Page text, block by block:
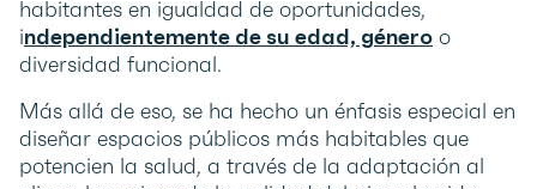
habitantes en igualdad de oportunidades,
independientemente de su edad, género o
diversidad funcional.
Más allá de eso, se ha hecho un énfasis especial en
diseñar espacios públicos más habitables que
potencien la salud, a través de la adaptación al